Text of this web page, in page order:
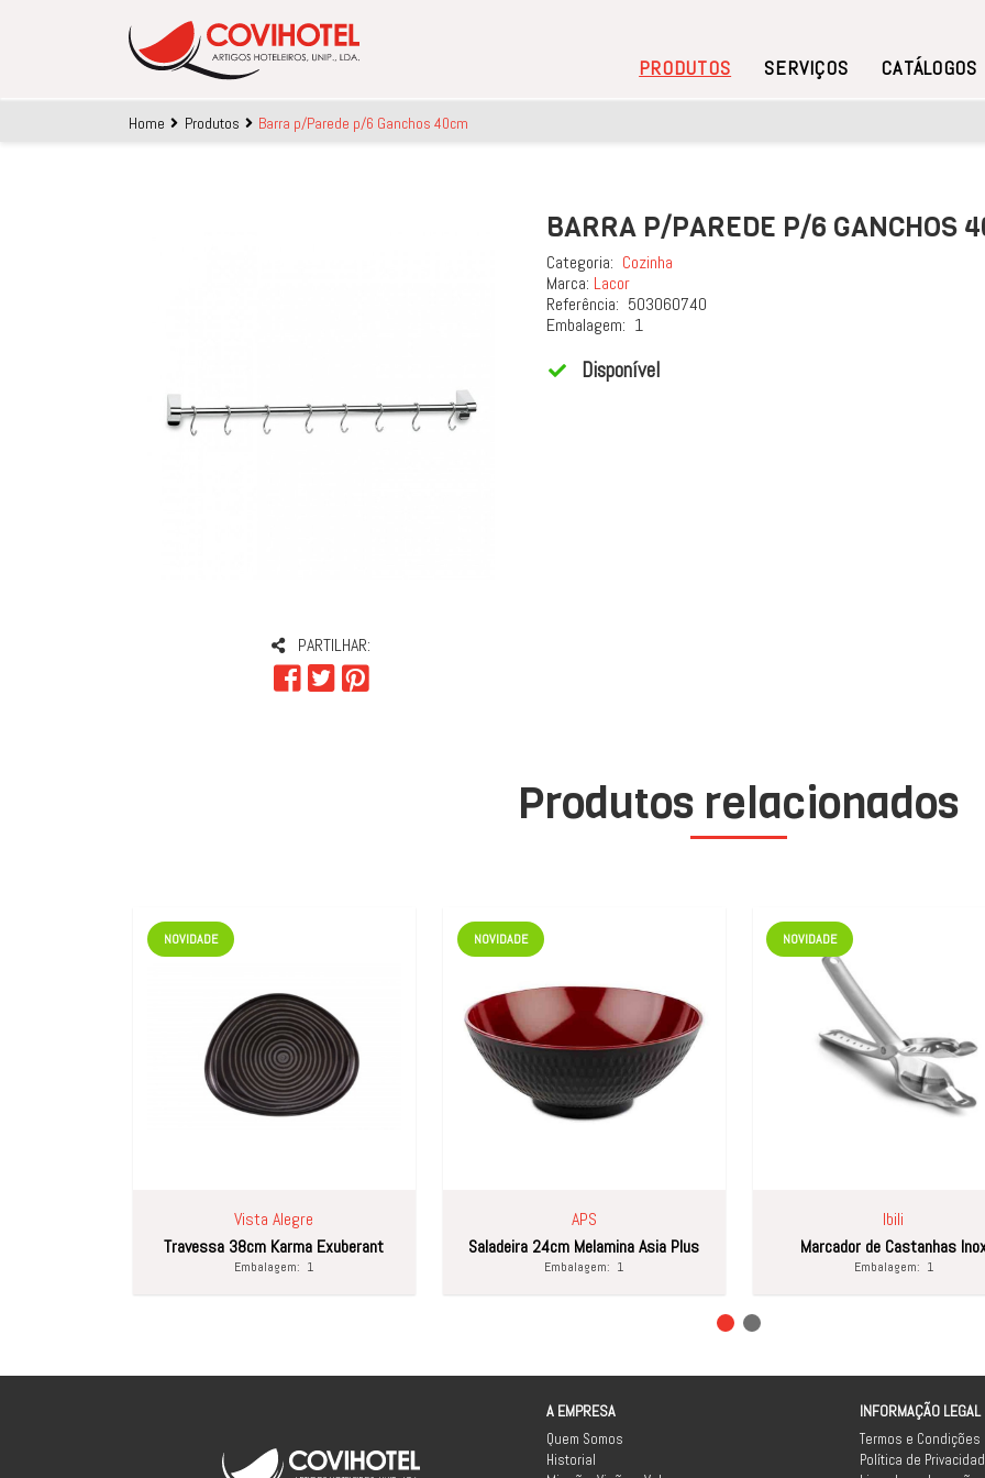
PRODUTOS SERVIÇOS CATÁLOGOS
Home Produtos Barra p/Parede p/6 Ganchos 40cm
PARTILHAR:
BARRA P/PAREDE P/6 GANCHOS
Categoria: Cozinha
Marca: Lacor
Referência: 503060740
Embalagem: 1
Disponível
Produtos relacionados
NOVIDADE
Vista Alegre
Travessa 38cm Karma Exuberant
Embalagem: 1
NOVIDADE
APS
Saladeira 24cm Melamina Asia Plus
Embalagem: 1
NOVIDADE
Ibili
Marcador de Castanhas
Embalagem: 1
A EMPRESA
Quem Somos
Historial
INFORMAÇÃO LEGAL
Termos e Condições
Política de